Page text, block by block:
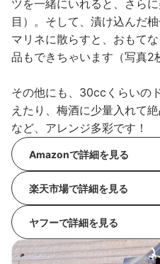
ツを一緒にいれると、さら
目）。そして、漬け込んだ
マリネに散らすと、おもて
品もできちゃいます（写真2
その他にも、30ccくらいの
えたり、梅酒に少量入れて
など、アレンジ多彩です！
Amazonで詳細を見る
楽天市場で詳細を見る
ヤフーで詳細を見る